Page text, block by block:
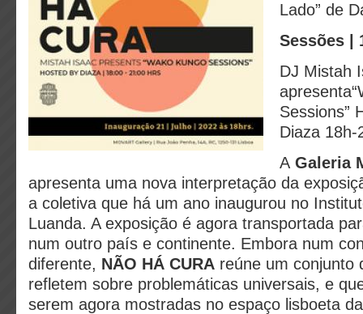
Lado” de
Sessões |
DJ Mistah
Sessions”
Diaza 18h-
A Galeria
apresenta uma nova interpretação da
a coletiva que há um ano inaugurou no
Luanda. A exposição é agora transportada
num outro país e continente. Embora num
diferente, NÃO HÁ CURA reúne um conjunto
refletem sobre problemáticas universais, e
serem agora mostradas no espaço lisboeta